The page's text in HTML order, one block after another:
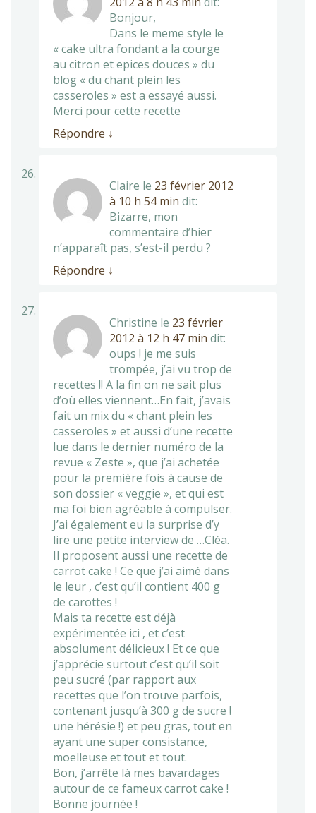
Bonjour,
Dans le meme style le
« cake ultra fondant a la courge
au citron et epices douces » du
blog « du chant plein les
casseroles » est a essayé aussi.
Merci pour cette recette
Répondre ↓
Claire le 23 février 2012
à 10 h 54 min dit:
Bizarre, mon
commentaire d’hier
n’apparaît pas, s’est-il perdu ?
Répondre ↓
Christine le 23 février
2012 à 12 h 47 min dit:
oups ! je me suis
trompée, j’ai vu trop de
recettes !! A la fin on ne sait plus
d’où elles viennent…En fait, j’avais
fait un mix du « chant plein les
casseroles » et aussi d’une recette
lue dans le dernier numéro de la
revue « Zeste », que j’ai achetée
pour la première fois à cause de
son dossier « veggie », et qui est
ma foi bien agréable à compulser.
J’ai également eu la surprise d’y
lire une petite interview de …Cléa.
Il proposent aussi une recette de
carrot cake ! Ce que j’ai aimé dans
le leur , c’est qu’il contient 400 g
de carottes !
Mais ta recette est déjà
expérimentée ici , et c’est
absolument délicieux ! Et ce que
j’apprécie surtout c’est qu’il soit
peu sucré (par rapport aux
recettes que l’on trouve parfois,
contenant jusqu’à 300 g de sucre !
une hérésie !) et peu gras, tout en
ayant une super consistance,
moelleuse et tout et tout.
Bon, j’arrête là mes bavardages
autour de ce fameux carrot cake !
Bonne journée !